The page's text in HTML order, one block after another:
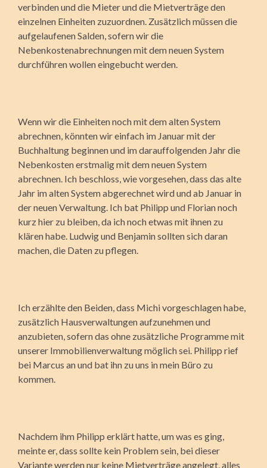
verbinden und die Mieter und die Mietverträge den
einzelnen Einheiten zuzuordnen. Zusätzlich müssen die
aufgelaufenen Salden, sofern wir die
Nebenkostenabrechnungen mit dem neuen System
durchführen wollen eingebucht werden.
Wenn wir die Einheiten noch mit dem alten System
abrechnen, könnten wir einfach im Januar mit der
Buchhaltung beginnen und im darauffolgenden Jahr die
Nebenkosten erstmalig mit dem neuen System
abrechnen. Ich beschloss, wie vorgesehen, dass das alte
Jahr im alten System abgerechnet wird und ab Januar in
der neuen Verwaltung. Ich bat Philipp und Florian noch
kurz hier zu bleiben, da ich noch etwas mit ihnen zu
klären habe. Ludwig und Benjamin sollten sich daran
machen, die Daten zu pflegen.
Ich erzählte den Beiden, dass Michi vorgeschlagen habe,
zusätzlich Hausver­waltungen aufzunehmen und
anzubieten, sofern das ohne zusätzliche Programme mit
unserer Immobilienverwaltung möglich sei. Philipp rief
bei Marcus an und bat ihn zu uns in mein Büro zu
kommen.
Nachdem ihm Philipp erklärt hatte, um was es ging,
meinte er, dass sollte kein Problem sein, bei dieser
Variante werden nur keine Mietverträge angelegt, alles